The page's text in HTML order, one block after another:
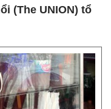
(The UNION) tổ